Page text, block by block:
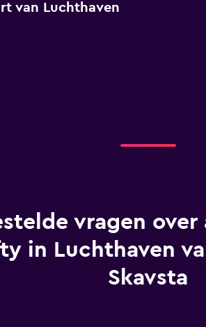
van Luchthaven
vragen
in Luchthaven
Skavsta